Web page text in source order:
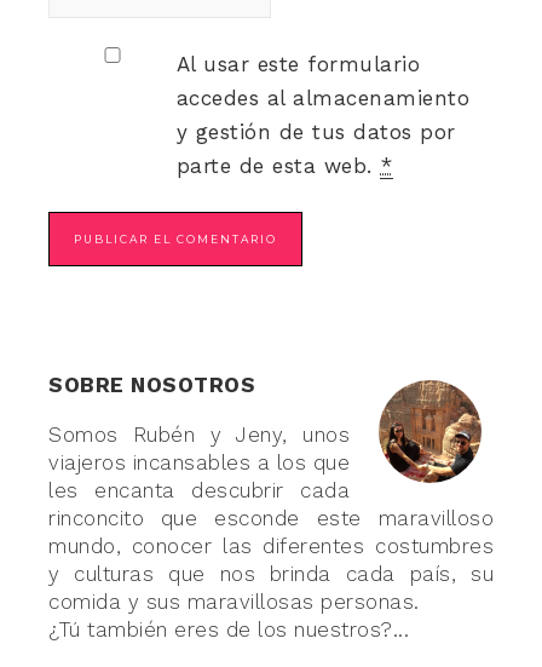
Al usar este formulario
accedes al almacenamiento
y gestión de tus datos por
parte de esta web. *
SOBRE NOSOTROS
Somos Rubén y Jeny, unos
viajeros incansables a los que
les encanta descubrir cada
rinconcito que esconde este maravilloso
mundo, conocer las diferentes costumbres
y culturas que nos brinda cada país, su
comida y sus maravillosas personas.
¿Tú también eres de los nuestros?...